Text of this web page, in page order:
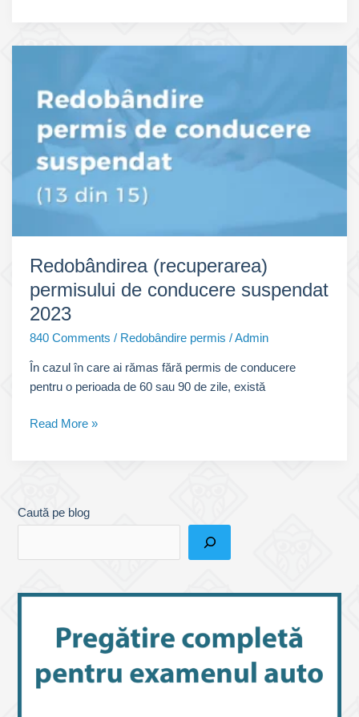
ANULAT
Redobândirea (recuperarea)
permisului de conducere suspendat
2023
840 Comments / Redobândire permis /Admin
În cazul în care ai rămas fără permis de conducere
pentru o perioada de 60 sau 90 de zile, există
Redobândirea
permisului
suspendat
Read More »
Caută pe blog